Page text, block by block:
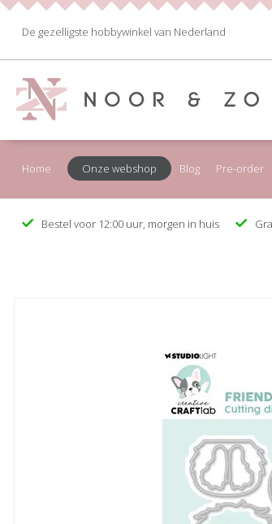
De gezelligste hobbywinkel van Nederland
Home Onze webshop Blog Pre-order
Bestel voor 12:00 uur, morgen in huis